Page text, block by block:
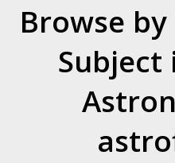
Browse
Subject